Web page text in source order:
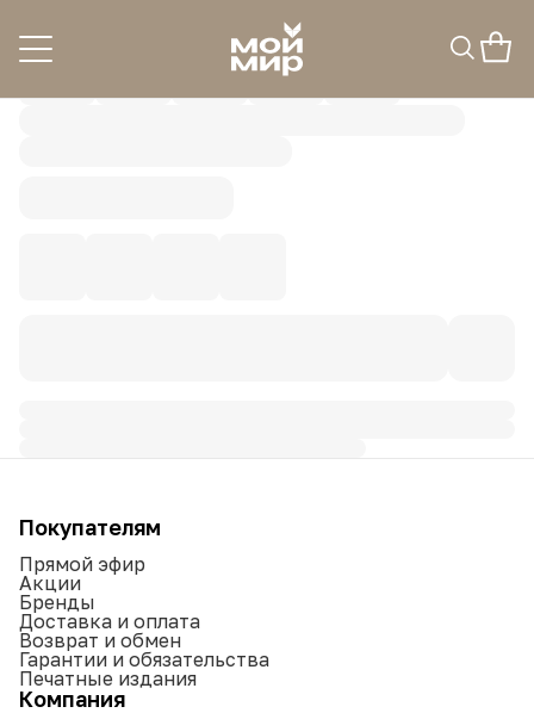
Покупателям
Прямой эфир
Акции
Бренды
Доставка и оплата
Возврат и обмен
Гарантии и обязательства
Печатные издания
Компания